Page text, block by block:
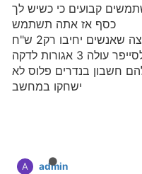
קבועים כי כשיש לך
כסף אז אתה תשתמש
שאנשים יחיבו רק2 ש"ח
3 אגורות לדקה
חשבון בנדרים פלוס לא
ישחקו במחשב
A admin